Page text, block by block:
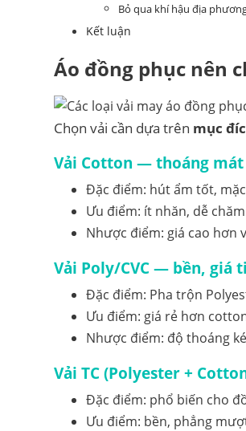
Bỏ qua khí hậu địa
Kết luận
Áo đồng phục nên
Chọn vải cần dựa trên mục
Vải Cotton — thoáng mát
Đặc điểm: hút ẩm tốt,
Ưu điểm: ít nhăn, dễ
Nhược điểm: giá cao hơn
Vải Poly/CVC — bền, giá
Đặc điểm: Pha trộn
Ưu điểm: giá rẻ hơn
Nhược điểm: độ thoáng
Vải TC (Polyester +
Đặc điểm: phổ biến cho
Ưu điểm: bền, phẳng